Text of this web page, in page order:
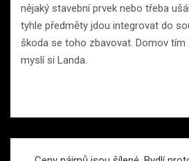
nějaký stavební prvek nebo třeba
tyhle předměty jdou integrovat do
škoda se toho zbavovat. Domov tím
myslí si Landa.